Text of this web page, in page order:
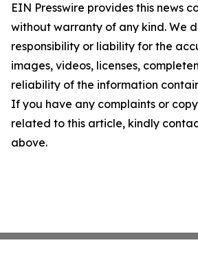
EIN Presswire provides this news
without warranty of any kind. We
responsibility or liability for the
images, videos, licenses,
reliability of the information
If you have any complaints or
related to this article, kindly
above.